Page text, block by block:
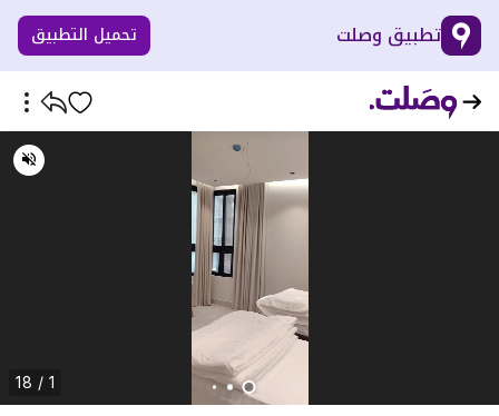
تطبيق وصلت تحميل التطبيق
1 / 18